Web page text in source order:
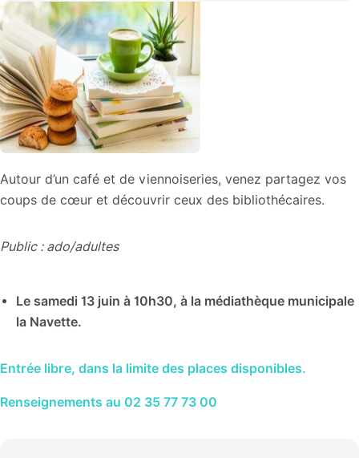
Autour d’un café et de viennoiseries, venez partagez vos
coups de cœur et découvrir ceux des bibliothécaires.
Public : ado/adultes
Le samedi 13 juin à 10h30, à la médiathèque municipale
la Navette.
Entrée libre, dans la limite des places disponibles.
Renseignements au 02 35 77 73 00